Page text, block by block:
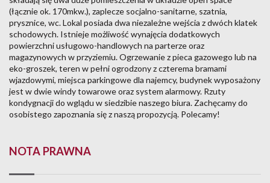
(łącznie ok. 170mkw.), zaplecze socjalno-sanitarne, szatnia,
prysznice, wc. Lokal posiada dwa niezależne wejścia z dwóch klatek
schodowych. Istnieje możliwość wynajęcia dodatkowych
powierzchni usługowo-handlowych na parterze oraz
magazynowych w przyziemiu. Ogrzewanie z pieca gazowego lub na
eko-groszek, teren w pełni ogrodzony z czterema bramami
wjazdowymi, miejsca parkingowe dla najemcy, budynek wyposażony
jest w dwie windy towarowe oraz system alarmowy. Rzuty
kondygnacji do wglądu w siedzibie naszego biura. Zachęcamy do
osobistego zapoznania się z naszą propozycją. Polecamy!
NOTA PRAWNA